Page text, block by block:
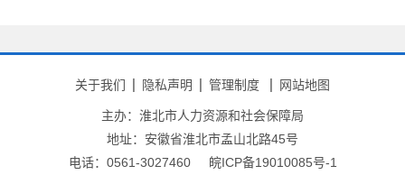
关于我们 隐私声明 管理制度 网站地图
主办：淮北市人力资源和社会保障局
地址：安徽省淮北市孟山北路45号
电话：0561-3027460
皖ICP备19010085号-1